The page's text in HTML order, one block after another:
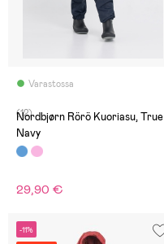
Varastossa
(12)
Nordbjørn Rörö Kuoriasu, True
Navy
29,90 €
-11%